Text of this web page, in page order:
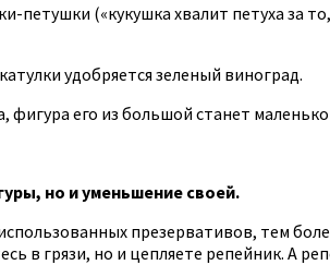
(«кукушка хвалит петуха за
удобряется зеленый виноград.
его из большой станет
но и уменьшение своей.
презервативов, тем
в грязи, но и цепляете репейник. А